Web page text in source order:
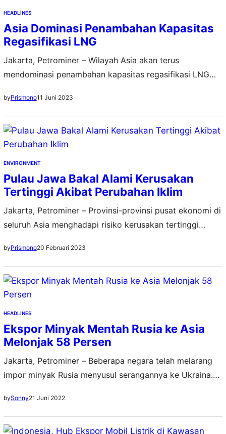
HEADLINES
Asia Dominasi Penambahan Kapasitas
Regasifikasi LNG
Jakarta, Petrominer – Wilayah Asia akan terus
mendominasi penambahan kapasitas regasifikasi LNG
Asia bakal menyumbang sekitar 70 persen dari total
penambahan kapasitas regasifikasi LNG. Dalam laporan
terbarunya berjudul “LNG Regasification Terminals
Capacity and Capital Expenditure (CapEx) Forecast by
Region, Key Countries, Companies and Projects (New
Build, Expansion, Planned and…
byPrismono11 Juni 2023
ENVIRONMENT
Pulau Jawa Bakal Alami Kerusakan
Tertinggi Akibat Perubahan Iklim
Jakarta, Petrominer – Provinsi-provinsi pusat ekonomi di
seluruh Asia menghadapi risiko kerusakan tertinggi
disampaikan The Cross Dependency Initiative (XDI),
organisasi analis risiko iklim fisik independen terkemuka,
dalam daftar peringkat global terbaru yang dirilis hari ini,
Senin (20/2). Malahan, laporan XDI tersebut
menunjukkan bahwa empat provinsi di Pulau…
byPrismono20 Februari 2023
HEADLINES
Ekspor Minyak Mentah Rusia ke Asia
Melonjak 58 Persen
Jakarta, Petrominer – Beberapa negara telah melarang
impor minyak Rusia menyusul serangannya ke Ukraina.
kembali hubungan perdagangannya dengan lebih
menekankan pada Asia. Menurut analisis CryptoMonday,
ekspor minyak Rusia ke Asia tumbuh sebesar 58 persen
bySonny21 Juni 2022